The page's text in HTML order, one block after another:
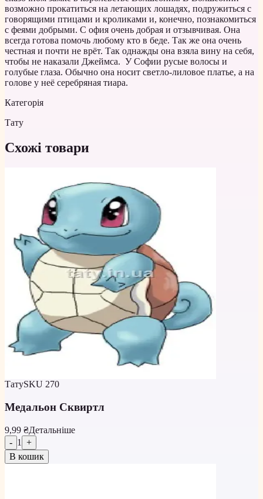
возможно прокатиться на летающих лошадях, подружиться с
говорящими птицами и кроликами и, конечно, познакомиться
с феями добрыми. С офия очень добрая и отзывчивая. Она
всегда готова помочь любому кто в беде. Так же она очень
честная и почти не врёт. Так однажды она взяла вину на себя,
чтобы не наказали Джеймса. У Софии русые волосы и
голубые глаза. Обычно она носит светло-лиловое платье, а на
голове у неё серебряная тиара.
Категорія
Тату
Схожі товари
ТатуSKU 270
Медальон Сквиртл
9,99 ₴Детальніше
- 1
+
В кошик